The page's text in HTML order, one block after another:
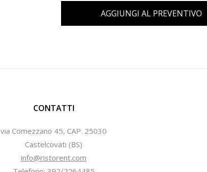
AGGIUNGI AL PREVENTIVO
CONTATTI
via Comezzano 45, CAP. 25030
Castelcovati (BS)
info@ristorent.com